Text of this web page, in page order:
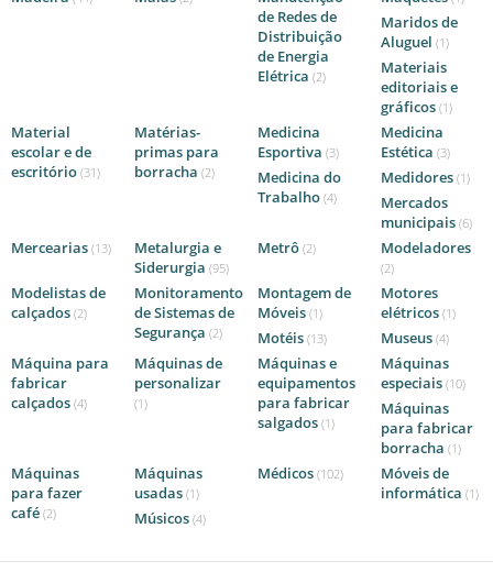
de Redes de
Distribuição
de Energia
Elétrica (2)
Maridos de
Aluguel (1)
Materiais
editoriais e
gráficos (1)
Material
escolar e de
escritório (31)
Matérias-
primas para
borracha (2)
Medicina
Esportiva (3)
Medicina
Estética (3)
Medicina do
Trabalho (4)
Medidores (1)
Mercados
municipais (6)
Mercearias (13)
Metalurgia e
Siderurgia (95)
Metrô (2) Modeladores
(2)
Modelistas de
calçados (2)
Monitoramento
de Sistemas de
Segurança (2)
Montagem de
Móveis (1)
Motores
elétricos (1)
Motéis (13) Museus (4)
Máquina para
fabricar
calçados (4)
Máquinas de
personalizar
(1)
Máquinas e
equipamentos
para fabricar
salgados (1)
Máquinas
especiais (10)
Máquinas
para fabricar
borracha (1)
Máquinas
para fazer
café (2)
Máquinas
usadas (1)
Médicos (102)
Móveis de
informática (1)
Músicos (4)